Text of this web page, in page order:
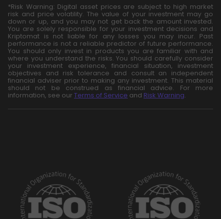
*Risk Warning: Digital asset prices are subject to high market
risk and price volatility. The value of your investment may go
down or up, and you may not get back the amount invested.
You are solely responsible for your investment decisions and
Kriptomat is not liable for any losses you may incur. Past
performance is not a reliable predictor of future performance.
You should only invest in products you are familiar with and
where you understand the risks. You should carefully consider
your investment experience, financial situation, investment
objectives and risk tolerance and consult an independent
financial adviser prior to making any investment. This material
should not be construed as financial advice. For more
information, see our Terms of Service and Risk Warning.